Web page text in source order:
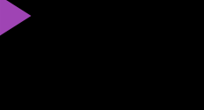
Play